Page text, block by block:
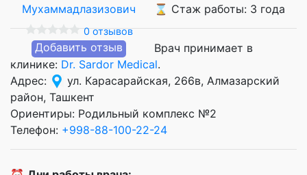
0 отзывов
Добавить отзыв
⌛ Стаж работы: 3 года
Врач принимает в
клинике: Dr. Sardor Medical.
Адрес:
ул. Карасарайская, 266в, Алмазарский
район, Ташкент
Ориентиры: Родильный комплекс №2
Телефон: +998-88-100-22-24